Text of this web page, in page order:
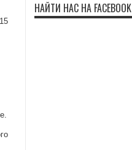
НАЙТИ НАС НА FACEBOOK